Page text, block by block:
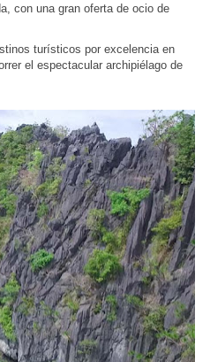
con una gran oferta de ocio de
turísticos por excelencia en
el espectacular archipiélago de